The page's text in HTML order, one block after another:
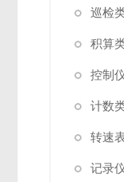
巡检
积算
控制
计数
转速
记录